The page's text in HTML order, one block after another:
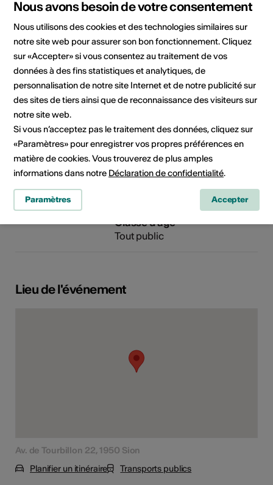
Organisateur
NODA BCVS
Salle de concerts et congrès -
Sion
Av. de Tourbillon 22
1950 Sion
Téléphone +41 27 563 70 71
Réservations +41 27 563 70 71
Site Internet
Classe d'âge
Tout public
Lieu de l'événement
Av. de Tourbillon 22, 1950 Sion
Planifier un itinéraire
Transports publics
Nous avons besoin de votre consentement
Nous utilisons des cookies et des technologies similaires sur
notre site web pour assurer son bon fonctionnement. Cliquez
sur «Accepter» si vous consentez au traitement de vos
données à des fins statistiques et analytiques, de
personnalisation de notre site Internet et de notre publicité sur
des sites de tiers ainsi que de reconnaissance des visiteurs sur
notre site web.
Si vous n’acceptez pas le traitement des données, cliquez sur
«Paramètres» pour enregistrer vos propres préférences en
matière de cookies. Vous trouverez de plus amples
informations dans notre Déclaration de confidentialité.
Paramètres Accepter